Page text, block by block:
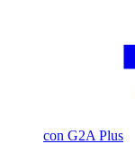
con G2A Plus